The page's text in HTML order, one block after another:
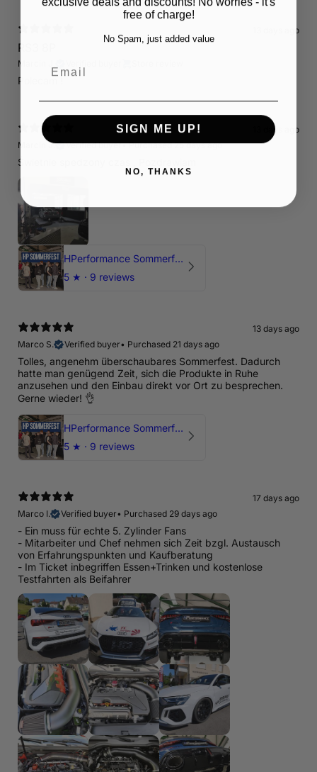
13 days ago
RS3 8P
Marcin J.
Polecam !
13 days ago
Marcin J.
Verified buyer•Purchased 25 days ago
Świetnie spedzony czas , Pozdrawiam
HPerformance Sommerfest 2026
5 ★ · 9 reviews
13 days ago
Marco S.
Verified buyer• Purchased 21 days ago
Tolles, angenehm überschaubares Sommerfest. Dadurch
hatte man genügend Zeit, sich die Produkte in Ruhe
anzusehen und den Einbau direkt vor Ort zu besprechen.
Gerne wieder! 👌
HPerformance Sommerfest 2026
5 ★ · 9 reviews
17 days ago
Marco I.
Verified buyer• Purchased 29 days ago
- Ein muss für echte 5. Zylinder Fans
- Mitarbeiter und Chef nehmen sich Zeit bzgl. Austausch
von Erfahrungspunkten und Kaufberatung
- Im Ticket inbegriffen Essen+Trinken und kostenlose
Testfahrten als Beifahrer
free of charge!
No Spam, just added value
SIGN ME UP!
NO, THANKS